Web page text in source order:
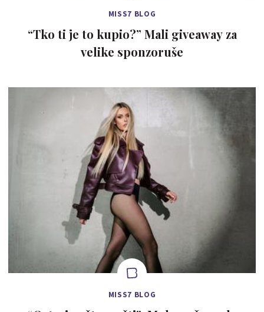
MISS7 BLOG
“Tko ti je to kupio?” Mali giveaway za
velike sponzoruše
MISS7 BLOG